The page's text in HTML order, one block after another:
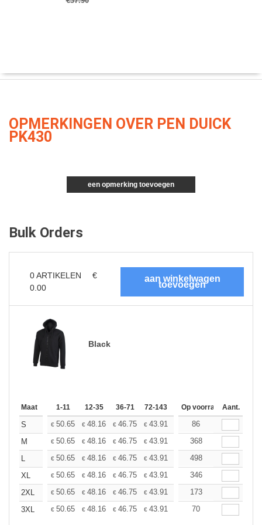
OPMERKINGEN OVER PEN DUICK
PK430
een opmerking toevoegen
Bulk Orders
0ARTIKELEN
€
0.00
Black
Maat 1-11 12-35 36-71 72-143 144-287 288 + Meer
Op voorraadAant.
S € 50.65 € 48.16 € 46.75 € 43.91 41.44
86
M
€ 50.65 € 48.16 € 46.75 € 43.91 41.44
368
L
€ 50.65 € 48.16 € 46.75 € 43.91 41.44
498
XL
€ 50.65 € 48.16 € 46.75 € 43.91 41.44
346
2XL
€ 50.65 € 48.16 € 46.75 € 43.91 41.44
173
3XL
€ 50.65 € 48.16 € 46.75 € 43.91 41.44
70